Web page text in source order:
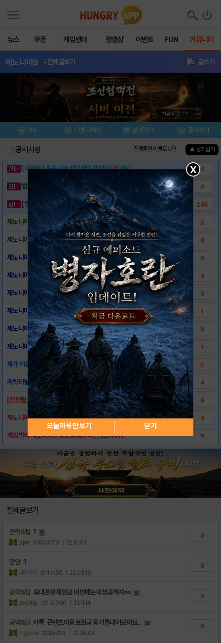
뉴스 쿠폰 게임센터 헝앱샵 이벤트 FUN 커뮤니티
제노니아3 - 전체글보기 글쓰기
메뉴 이벤트/미션 설치/평가 즐겨찾기
공지사항 진행중인 이벤트0건 ▲ 공지접기
[이벤트] 웃음으로 매일매일 해피! 유머 게시.. 4
밥알이의 헝앱통신 ⑲ “밥알이, 드디어 멀티를.. 0
[안내] 헝그리앱 필수 상식! 밥알 획득 안내.. 248
제노니아3 (Zenonia3) - 스크린샷 및.. 2
제노니아3 (Zenonia3) - 실기 플레이.. 8
제노니아3 (Zenonia3) - 초반 인트로.. 0
제노니아3 (Zenonia3) - 직업 4가지.. 4
제노니아3 (Zenonia3) - UI 소개 0
제노니아3 (Zenonia3) - 스탯 능력치.. 1
제노니아3 (Zenonia3) - 캐릭터 메뉴.. 0
제노니아3 (Zenonia3) - UI 변경하.. 1
제가 키운 소드나이트 스탯/스킬 트리 5
캐릭터별, 스텟별 오르는 능력치. 4
[간단팁]이글 올리고 욕먹을지도.. 9
제노니아3 (Zenonia3) - 쉐도우 헌터.. 4
게임빌의 제노니아3 광고삽입된 버전 ZENON.. 11
전체글보기
공략&팁 1
oijwt 조회수:679 | 22.10.01
0
잡담 1
이의의이 조회수:50 | 22.08.18
0
공략&팁 휴대폰결제현금 이번에는꼭성공하자∞
peybhg 조회수:380 | 21.11.14
0
공략&팁 카톡 콘텐츠이용료현금 용기를내어보아요‥
mgwuw 조회수:126 | 21.08.09
0
X
오늘하루 안보기 닫기